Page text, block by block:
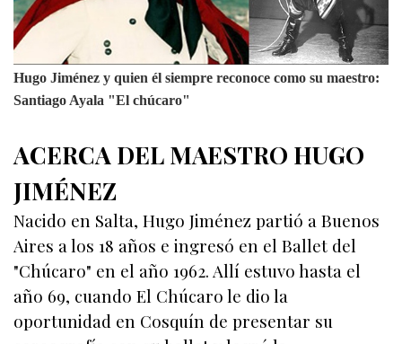
Hugo Jiménez y quien él siempre reconoce como su maestro:
Santiago Ayala "El chúcaro"
ACERCA DEL MAESTRO HUGO
JIMÉNEZ
Nacido en Salta, Hugo Jiménez partió a Buenos
Aires a los 18 años e ingresó en el Ballet del
"Chúcaro" en el año 1962. Allí estuvo hasta el
año 69, cuando El Chúcaro le dio la
oportunidad en Cosquín de presentar su